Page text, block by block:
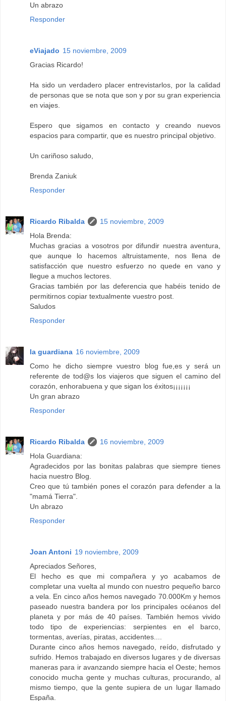
Un abrazo
Responder
eViajado 15 noviembre, 2009
Gracias Ricardo!
Ha sido un verdadero placer entrevistarlos, por la calidad
de personas que se nota que son y por su gran experiencia
en viajes.
Espero que sigamos en contacto y creando nuevos
espacios para compartir, que es nuestro principal objetivo.
Un cariñoso saludo,
Brenda Zaniuk
Responder
Ricardo Ribalda
15 noviembre, 2009
Hola Brenda:
Muchas gracias a vosotros por difundir nuestra aventura,
que aunque lo hacemos altruistamente, nos llena de
satisfacción que nuestro esfuerzo no quede en vano y
llegue a muchos lectores.
Gracias también por las deferencia que habéis tenido de
permitirnos copiar textualmente vuestro post.
Saludos
Responder
la guardiana 16 noviembre, 2009
Como he dicho siempre vuestro blog fue,es y será un
referente de tod@s los viajeros que siguen el camino del
corazón, enhorabuena y que sigan los éxitos¡¡¡¡¡¡¡
Un gran abrazo
Responder
Ricardo Ribalda
16 noviembre, 2009
Hola Guardiana:
Agradecidos por las bonitas palabras que siempre tienes
hacia nuestro Blog.
Creo que tú también pones el corazón para defender a la
"mamá Tierra".
Un abrazo
Responder
Joan Antoni 19 noviembre, 2009
Apreciados Señores,
El hecho es que mi compañera y yo acabamos de
completar una vuelta al mundo con nuestro pequeño barco
a vela. En cinco años hemos navegado 70.000Km y hemos
paseado nuestra bandera por los principales océanos del
planeta y por más de 40 países. También hemos vivido
todo tipo de experiencias: serpientes en el barco,
tormentas, averías, piratas, accidentes....
Durante cinco años hemos navegado, reído, disfrutado y
sufrido. Hemos trabajado en diversos lugares y de diversas
maneras para ir avanzando siempre hacia el Oeste; hemos
conocido mucha gente y muchas culturas, procurando, al
mismo tiempo, que la gente supiera de un lugar llamado
España.